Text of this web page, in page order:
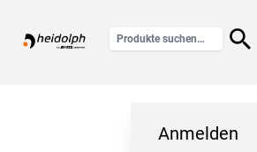
Anmelden